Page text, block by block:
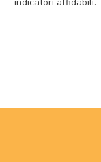
indicatori affidabili.